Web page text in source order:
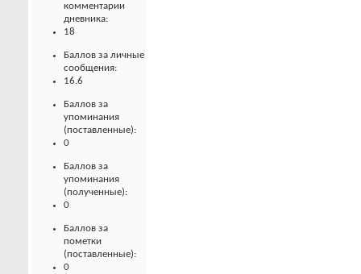
комментарии
дневника:
18
Баллов за личные
сообщения:
16.6
Баллов за
упоминания
(поставленные):
0
Баллов за
упоминания
(полученные):
0
Баллов за
пометки
(поставленные):
0